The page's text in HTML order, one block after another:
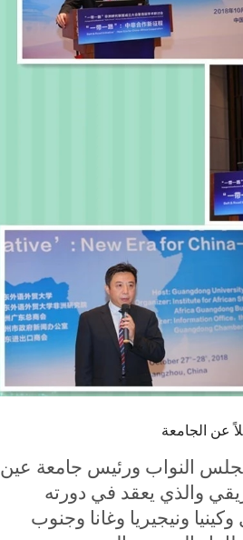
عن الجامعة
النواب ورئيس جامعة عين
والذي يعقد في دورته
وكينيا ونيجيريا وغانا وجنوب